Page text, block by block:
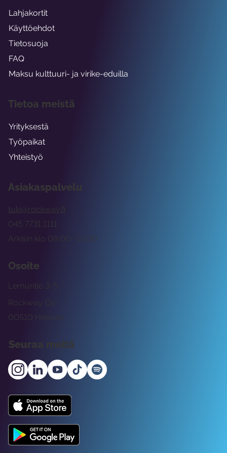
Asiakaspalvelu
tuki@rockway.fi
Arkisin klo 09:00 -15:00
045 7731 1111
Osoite
Rockway Oy
Lemuntie 3-5
00510 Helsinki
Seuraa meitä
Lahjakortit
Käyttöehdot
Tietosuoja
FAQ
Maksu kulttuuri- ja virike-eduilla
Tietoa meistä
Yrityksestä
Työpaikat
Yhteistyö